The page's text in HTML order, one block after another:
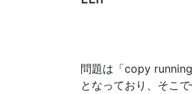
問題は「copy
となっており、そこ